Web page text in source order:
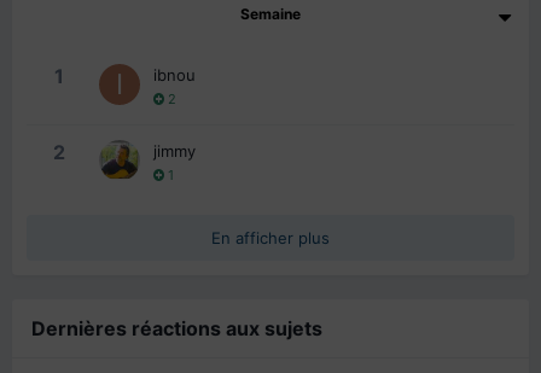
Semaine
1 ibnou
2
2 jimmy
1
En afficher plus
Dernières réactions aux sujets